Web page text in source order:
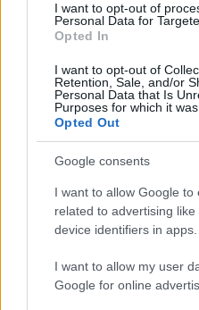
I want to opt-out of
Personal Data for
Opted In
I want to opt-out of
Retention, Sale, and/or
Personal Data that Is
Purposes for which it was
Opted Out
Google consents
I want to allow Google to
related to advertising
device identifiers in apps.
I want to allow my user
Google for online
KERTÉSZ ÉS
Dísznövény
32
4
4
2
32
4
18
4
2